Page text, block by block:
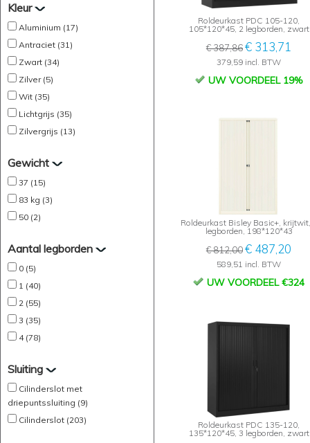
Kleur
Aluminium (17)
Antraciet (31)
Zwart (34)
Zilver (5)
Wit (35)
Lichtgrijs (35)
Zilvergrijs (13)
Gewicht
37 (15)
83 kg (3)
50 (2)
Aantal legborden
0 (5)
1 (40)
2 (55)
3 (35)
4 (78)
Sluiting
Cilinderslot met
driepuntssluiting (9)
Cilinderslot (203)
Roldeurkast PDC 105-120,
105*120*45, 2 legborden, zwart
€ 387,86€ 313,71
379,59 incl. BTW
UW VOORDEEL 19%
Roldeurkast Bisley Basic+,
legborden, 198*120*43
€ 812,00€ 487,20
589,51 incl. BTW
UW VOORDEEL €324
Roldeurkast PDC 135-120,
135*120*45, 3 legborden, zwart